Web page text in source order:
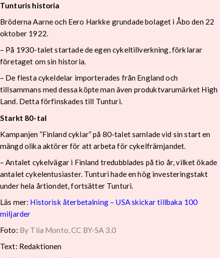
Tunturis historia
Bröderna Aarne och Eero Harkke grundade bolaget i Åbo den 22
oktober 1922.
– På 1930-talet startade de egen cykeltillverkning, förklarar
företaget om sin historia.
– De flesta cykeldelar importerades från England och
tillsammans med dessa köpte man även produktvarumärket High
Land. Detta förfinskades till Tunturi.
Starkt 80-tal
Kampanjen ”Finland cyklar” på 80-talet samlade vid sin start en
mängd olika aktörer för att arbeta för cykelfrämjandet.
– Antalet cykelvägar i Finland tredubblades på tio år, vilket ökade
antalet cykelentusiaster. Tunturi hade en hög investeringstakt
under hela årtiondet, fortsätter Tunturi.
Läs mer: Historisk återbetalning – USA skickar tillbaka 100
miljarder
Foto: By Tiia Monto, CC BY-SA 3.0
Text: Redaktionen